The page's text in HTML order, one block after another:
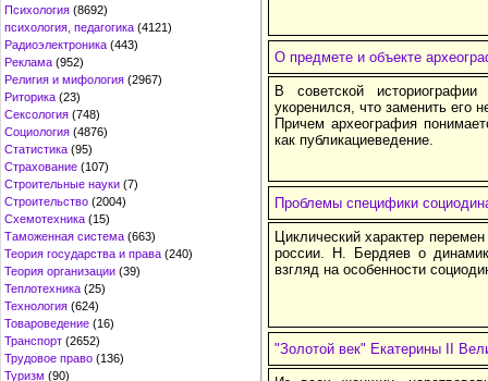
Психология (8692)
психология, педагогика (4121)
Радиоэлектроника (443)
Реклама (952)
Религия и мифология (2967)
Риторика (23)
Сексология (748)
Социология (4876)
Статистика (95)
Страхование (107)
Строительные науки (7)
Строительство (2004)
Схемотехника (15)
Таможенная система (663)
Теория государства и права (240)
Теория организации (39)
Теплотехника (25)
Технология (624)
Товароведение (16)
Транспорт (2652)
Трудовое право (136)
Туризм (90)
О предмете и объекте
В советской
укоренился, что заменить его
Причем археография
как публикациеведение.
Проблемы специфики
Циклический характер
россии. Н. Бердяев о
взгляд на особенности
"Золотой век" Екатерины II